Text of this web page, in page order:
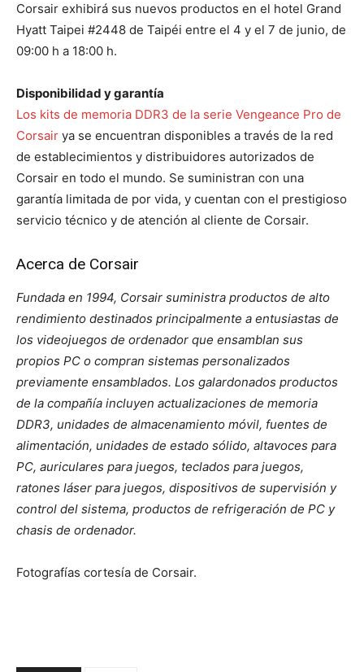
Corsair exhibirá sus nuevos productos en el hotel Grand
Hyatt Taipei #2448 de Taipéi entre el 4 y el 7 de junio, de
09:00 h a 18:00 h.
Disponibilidad y garantía
Los kits de memoria DDR3 de la serie Vengeance Pro de
Corsair ya se encuentran disponibles a través de la red
de establecimientos y distribuidores autorizados de
Corsair en todo el mundo. Se suministran con una
garantía limitada de por vida, y cuentan con el prestigioso
servicio técnico y de atención al cliente de Corsair.
Acerca de Corsair
Fundada en 1994, Corsair suministra productos de alto
rendimiento destinados principalmente a entusiastas de
los videojuegos de ordenador que ensamblan sus
propios PC o compran sistemas personalizados
previamente ensamblados. Los galardonados productos
de la compañía incluyen actualizaciones de memoria
DDR3, unidades de almacenamiento móvil, fuentes de
alimentación, unidades de estado sólido, altavoces para
PC, auriculares para juegos, teclados para juegos,
ratones láser para juegos, dispositivos de supervisión y
control del sistema, productos de refrigeración de PC y
chasis de ordenador.
Fotografías cortesía de Corsair.